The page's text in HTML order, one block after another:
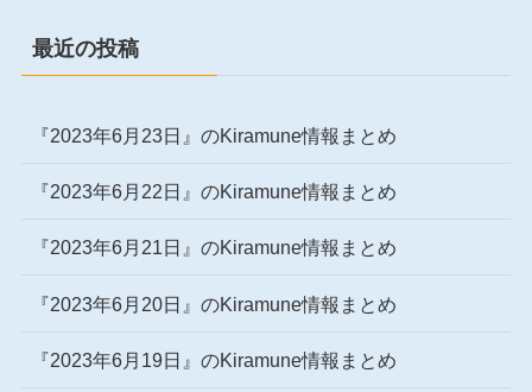
最近の投稿
『2023年6月23日』のKiramune情報まとめ
『2023年6月22日』のKiramune情報まとめ
『2023年6月21日』のKiramune情報まとめ
『2023年6月20日』のKiramune情報まとめ
『2023年6月19日』のKiramune情報まとめ